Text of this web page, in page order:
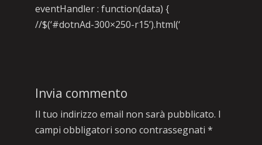
eventHandler : function(data) {
//$(‘#dotnAd-300×250-r15’).html(‘
Invia commento
Il tuo indirizzo email non sarà pubblicato. I
campi obbligatori sono contrassegnati *